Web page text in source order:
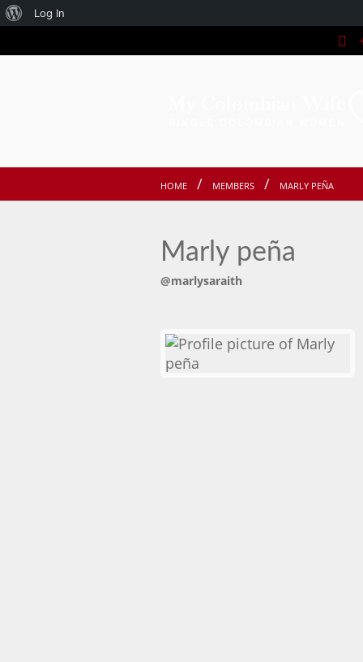
About
Log In
HOME MEMBERS MARLY PEÑA
Marly peña
@marlysaraith